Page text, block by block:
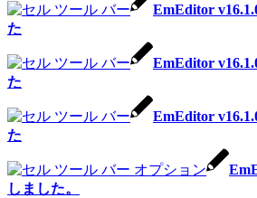
EmEditor
た
EmEditor
た
EmEditor
た
しました。